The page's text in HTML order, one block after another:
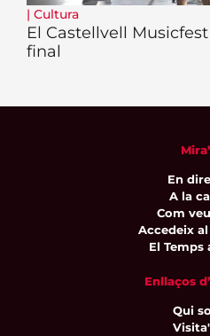
| Cultura
El Castellvell
final
En
A la
Com
Accedeix
El Temps
Enllaços
Qui